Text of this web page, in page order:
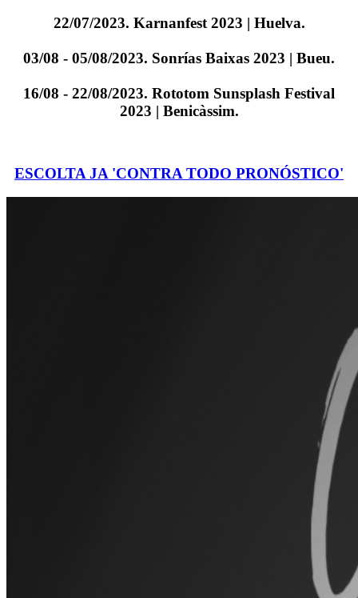
22/07/2023. Karnanfest 2023 | Huelva.
03/08 - 05/08/2023. Sonrías Baixas 2023 | Bueu.
16/08 - 22/08/2023. Rototom Sunsplash Festival
2023 | Benicàssim.
ESCOLTA JA 'CONTRA TODO PRONÓSTICO'